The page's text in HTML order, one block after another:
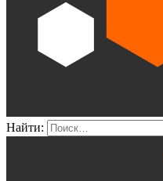
Найти: